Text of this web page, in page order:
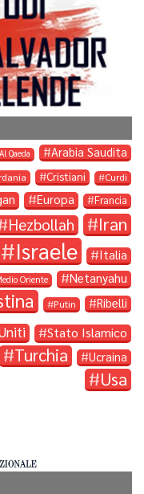
Al Qaeda Arabia Saudita
Cristiani Curdi
Europa Francia
Hezbollah Iran
Israele Italia
Oriente Netanyahu
Putin Ribelli
Stato Islamico
Turchia Ucraina
Usa